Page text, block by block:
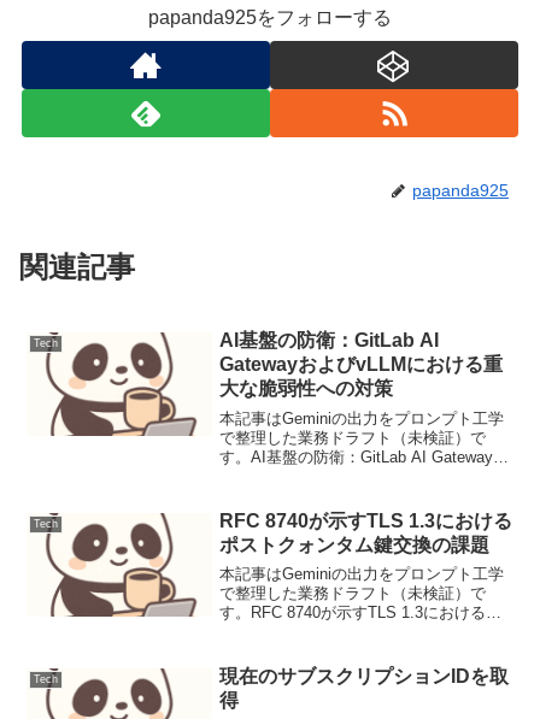
papanda925をフォローする
papanda925
関連記事
Tech
AI基盤の防衛：GitLab AI
GatewayおよびvLLMにおける重
大な脆弱性への対策
本記事はGeminiの出力をプロンプト工学
で整理した業務ドラフト（未検証）で
す。AI基盤の防衛：GitLab AI Gatewayお
バイパスおよびvLLM...
Tech
RFC 8740が示すTLS 1.3における
ポストクォンタム鍵交換の課題
本記事はGeminiの出力をプロンプト工学
で整理した業務ドラフト（未検証）で
す。RFC 8740が示すTLS 1.3におけるポ
の高速性、...
Tech
現在のサブスクリプションIDを取
得